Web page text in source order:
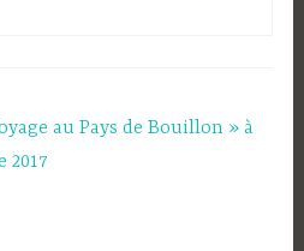
au Pays de Bouillon » à
2017